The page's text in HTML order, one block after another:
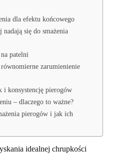
dla efektu końcowego
się do smażenia
patelni
zarumienienie
i konsystencję pierogów
– dlaczego to ważne?
pierogów i jak ich
idealnej chrupkości